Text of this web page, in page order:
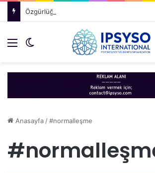
Özgürlüğümüzden Neden Vazgeçeriz?
Menü Dış görünümü değiştir
Anasayfa /#normalleşme